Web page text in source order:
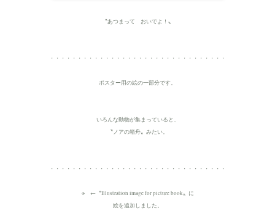
〝あつまって おいでよ！〟
・・・・・・・・・・・・・・・・・・・・・・・・・・・・・・・・
ポスター用の絵の一部分です。
いろんな動物が集まっていると、
〝ノアの箱舟〟みたい。
・・・・・・・・・・・・・・・・・・・・・・・・・・・・・・・・
※ ←〝Illustration image for picture book〟に
絵を追加しました。